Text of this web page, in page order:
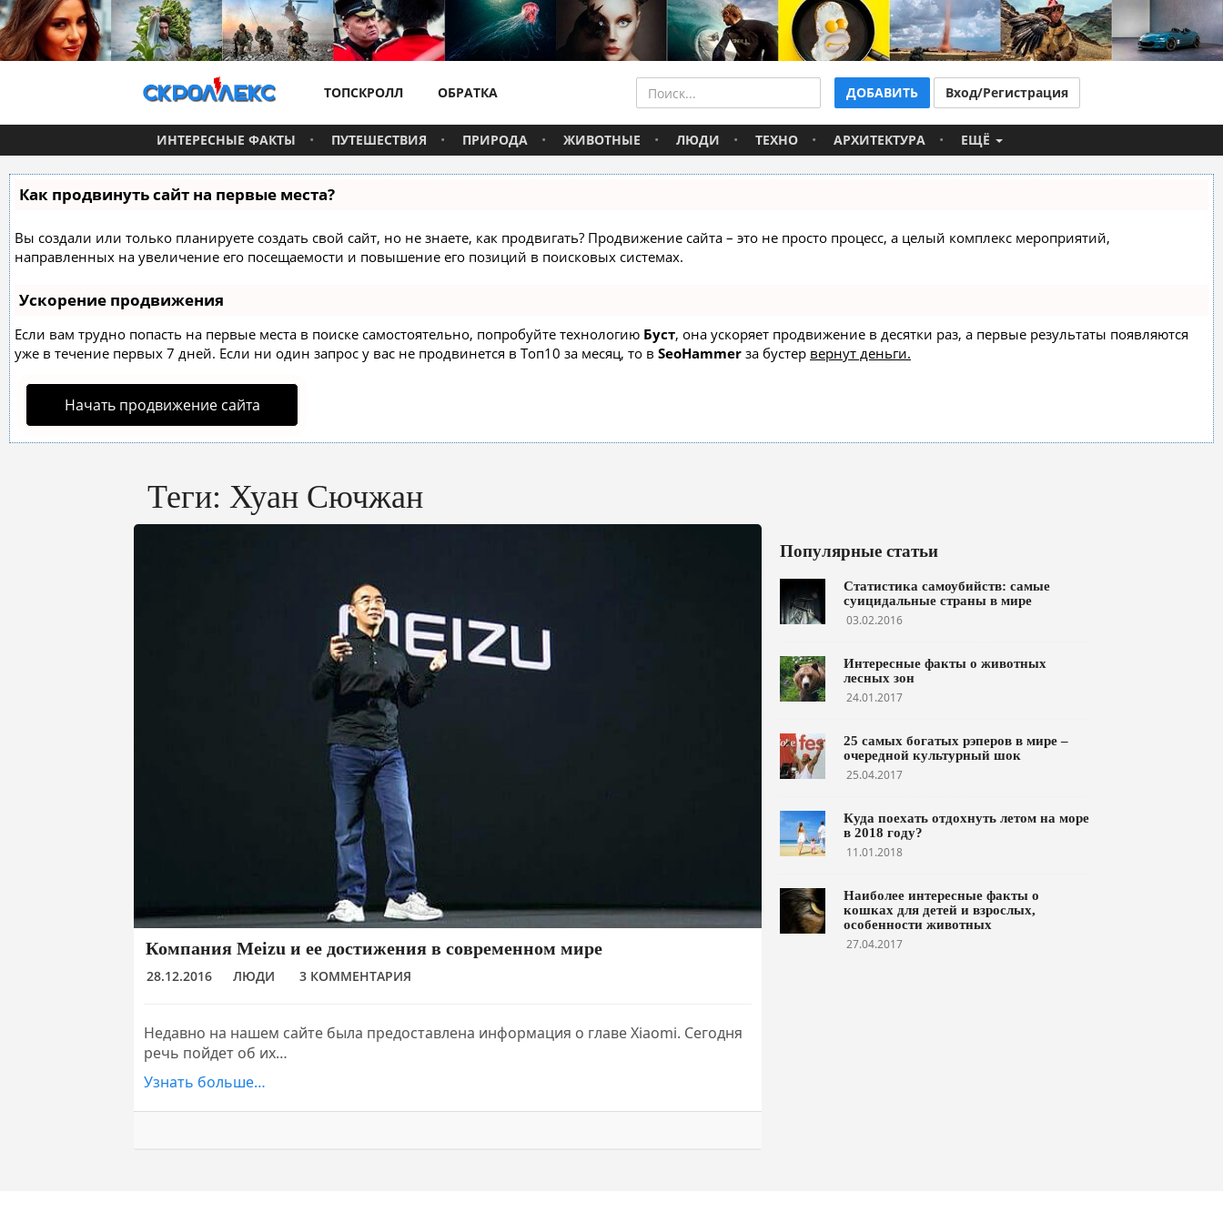
ДОБАВИТЬ Вход/Регистрация
ТОПСКРОЛЛ ОБРАТКА
ИНТЕРЕСНЫЕ ФАКТЫ ПУТЕШЕСТВИЯ ПРИРОДА ЖИВОТНЫЕ ЛЮДИ ТЕХНО АРХИТЕКТУРА ЕЩЁ
Как продвинуть сайт на первые места?
Вы создали или только планируете создать свой сайт, но не знаете, как продвигать? Продвижение сайта – это не просто процесс, а целый комплекс мероприятий,
направленных на увеличение его посещаемости и повышение его позиций в поисковых системах.
Ускорение продвижения
Если вам трудно попасть на первые места в поиске самостоятельно, попробуйте технологию Буст, она ускоряет продвижение в десятки раз, а первые результаты появляются
уже в течение первых 7 дней. Если ни один запрос у вас не продвинется в Топ10 за месяц, то в SeoHammer за бустер вернут деньги.
Начать продвижение сайта
Теги: Хуан Сючжан
Компания Meizu и ее достижения в современном мире
28.12.2016 ЛЮДИ 3 КОММЕНТАРИЯ
Недавно на нашем сайте была предоставлена информация о главе Xiaomi. Сегодня
речь пойдет об их…
Узнать больше…
Популярные статьи
Статистика самоубийств: самые
суицидальные страны в мире
03.02.2016
Интересные факты о животных
лесных зон
24.01.2017
25 самых богатых рэперов в мире –
очередной культурный шок
25.04.2017
Куда поехать отдохнуть летом на море
в 2018 году?
11.01.2018
Наиболее интересные факты о
кошках для детей и взрослых,
особенности животных
27.04.2017